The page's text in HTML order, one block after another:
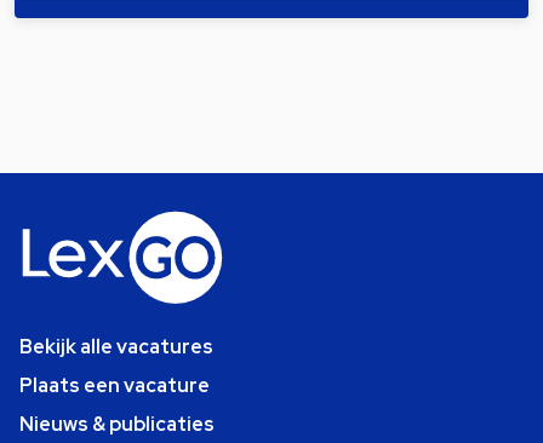
Bekijk alle vacatures
Plaats een vacature
Nieuws & publicaties